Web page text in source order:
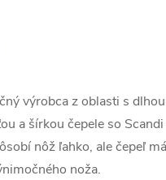
výrobca z oblasti s
a šírkou čepele so
nôž ľahko, ale čepeľ
noža.